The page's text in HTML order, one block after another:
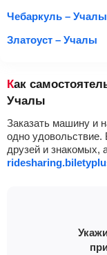
Чебаркуль – Учалы
Златоуст – Учалы
Как самостоятельно найти попутку Миасс →
Учалы
Заказать машину и
одно
друзей и знакомых,